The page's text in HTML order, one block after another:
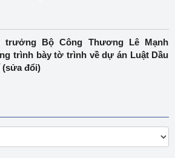
trưởng Bộ Công Thương Lê Mạnh
trình bày tờ trình về dự án Luật Dầu
(sửa đổi)